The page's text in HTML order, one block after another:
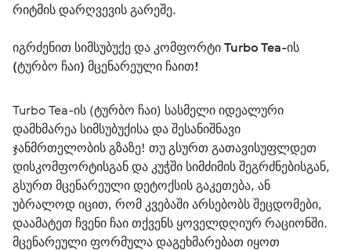
რიტმის დარღვევის გარეშე.
იგრძენით სიმსუბუქე და კომფორტი Turbo Tea-ის
(ტურბო ჩაი) მცენარეული ჩაით!
Turbo Tea-ის (ტურბო ჩაი) სასმელი იდეალური
დამხმარეა სიმსუბუქისა და შესანიშნავი
ჯანმრთელობის გზაზე! თუ გსურთ გათავისუფლდეთ
დისკომფორტისგან და კუჭში სიმძიმის შეგრძნებისგან,
გსურთ მცენარეული დეტოქსის გაკეთება, ან
უბრალოდ იცით, რომ კვებაში არსებობს შეცდომები,
დაამატეთ ჩვენი ჩაი თქვენს ყოველდღიურ რაციონში.
მცენარეული ფორმულა დაგეხმარებათ იყოთ